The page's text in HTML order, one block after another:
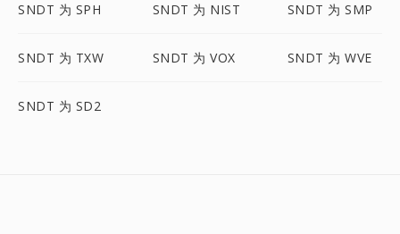
SNDT 为 SPH SNDT 为 NIST SNDT 为 SMP
SNDT 为 TXW SNDT 为 VOX SNDT 为 WVE
SNDT 为 SD2